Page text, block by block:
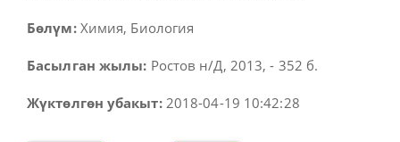
Бөлүм:Химия, Биология
Басылган жылы: Ростов н/Д, 2013, - 352 б.
Жүктөлгөн убакыт:2018-04-19 10:42:28